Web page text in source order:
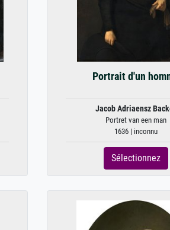
Portrait d'un
Jacob Adriaensz
Portret van een man
1636 | inconnu
Sélectionnez